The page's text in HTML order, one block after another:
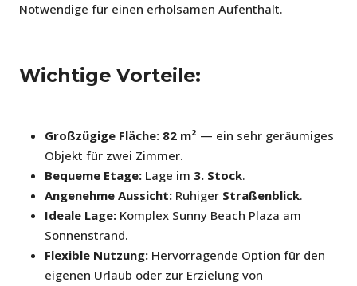
Notwendige für einen erholsamen Aufenthalt.
Wichtige Vorteile:
Großzügige Fläche: 82 m² — ein sehr geräumiges
Objekt für zwei Zimmer.
Bequeme Etage: Lage im 3. Stock.
Angenehme Aussicht: Ruhiger Straßenblick.
Ideale Lage: Komplex Sunny Beach Plaza am
Sonnenstrand.
Flexible Nutzung: Hervorragende Option für den
eigenen Urlaub oder zur Erzielung von